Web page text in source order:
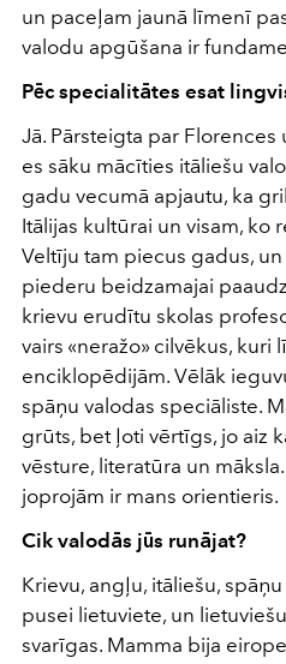
un paceļam jaunā līmenī
valodu apgūšana ir
Pēc specialitātes esat
Jā. Pārsteigta par Florences
es sāku mācīties itāliešu
gadu vecumā apjautu, ka
Itālijas kultūrai un visam, ko
Veltīju tam piecus gadus,
piederu beidzamajai
krievu erudītu skolas
vairs «neražo» cilvēkus, kuri
enciklopēdijām. Vēlāk
spāņu valodas speciāliste.
grūts, bet ļoti vērtīgs, jo aiz
vēsture, literatūra un
joprojām ir mans orientieris.
Cik valodās jūs runājat?
Krievu, angļu, itāliešu,
pusei lietuviete, un
svarīgas. Mamma bija